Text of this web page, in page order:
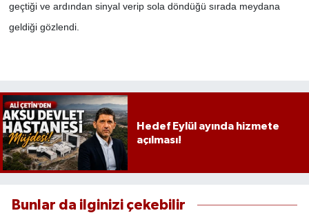
geçtiği ve ardından sinyal verip sola döndüğü sırada meydana
geldiği gözlendi.
Hedef Eylül ayında hizmete
açılması!
Bunlar da ilginizi çekebilir